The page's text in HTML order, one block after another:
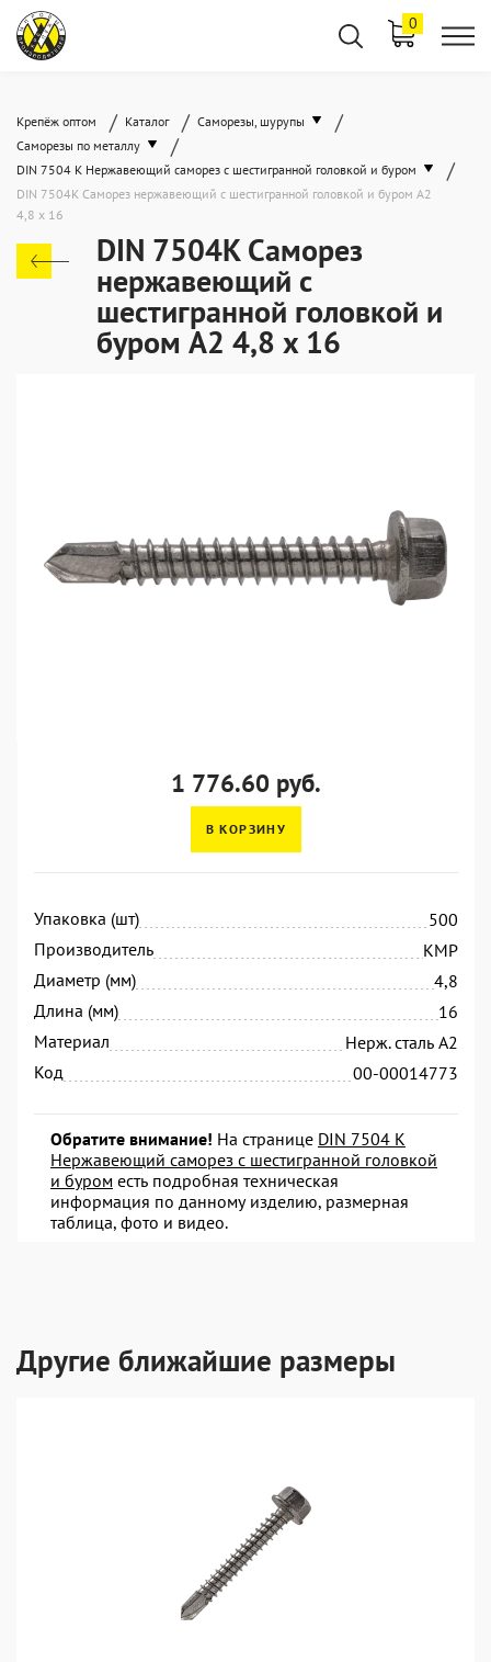
0
Крепёж оптом / Каталог / Саморезы, шурупы /
Саморезы по металлу /
DIN 7504 K Нержавеющий саморез с шестигранной головкой и буром /
DIN 7504K Саморез нержавеющий с шестигранной головкой и буром A2
4,8 x 16
DIN 7504K Саморез
нержавеющий с
шестигранной головкой и
буром A2 4,8 x 16
1 776.60 руб.
В КОРЗИНУ
Упаковка (шт)
500
Производитель
KMP
Диаметр (мм)
4,8
Длина (мм)
16
Материал
Нерж. сталь А2
Код
00-00014773
Обратите внимание! На странице DIN 7504 K
Нержавеющий саморез с шестигранной головкой
и буром есть подробная техническая
информация по данному изделию, размерная
таблица, фото и видео.
Другие ближайшие размеры